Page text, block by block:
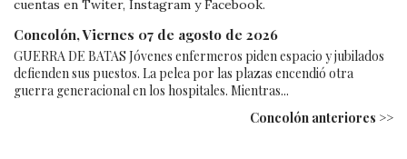
cuentas en Twiter, Instagram y Facebook.
Concolón, Viernes 07 de agosto de 2026
GUERRA DE BATAS Jóvenes enfermeros piden espacio y jubilados
defienden sus puestos. La pelea por las plazas encendió otra
guerra generacional en los hospitales. Mientras...
Concolón anteriores >>